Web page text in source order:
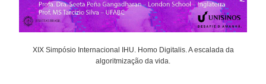
XIX Simpósio Internacional IHU. Homo Digitalis. A escalada da
algoritmização da vida.